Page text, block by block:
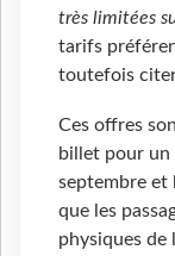
très limitées
tarifs
toutefois
Ces offres
billet pour un
septembre et
que les
physiques de